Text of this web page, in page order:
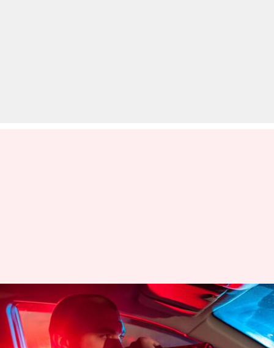
New year Rules: పోలీసుల కొత్త
రూల్స్.. మందుతాగి దొరికితే 6నెలలు
జైలు